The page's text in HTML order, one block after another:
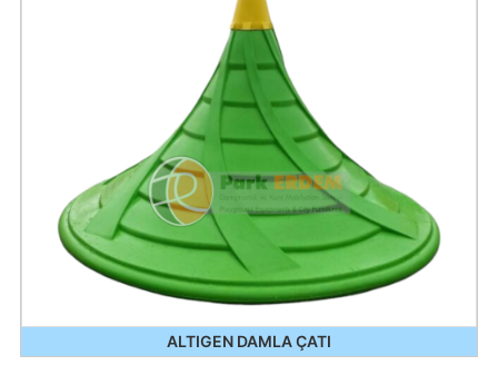
ALTIGEN DAMLA ÇATI